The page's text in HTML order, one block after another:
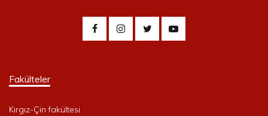
Fakülteler
Kırgız-Çin fakültesi